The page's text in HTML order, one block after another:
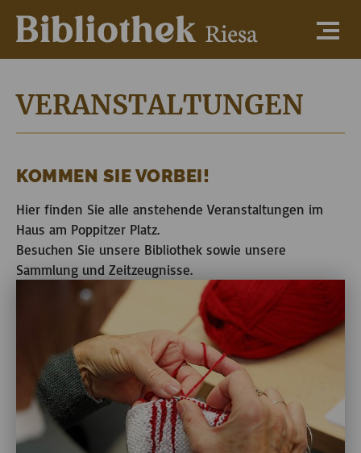
VERANSTALTUNGEN
KOMMEN SIE VORBEI!
Hier finden Sie alle anstehende Veranstaltungen im
Haus am Poppitzer Platz.
Besuchen Sie unsere Bibliothek sowie unsere
Sammlung und Zeitzeugnisse.